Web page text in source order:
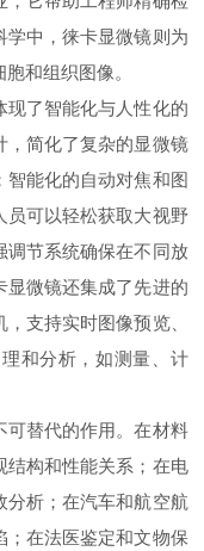
学中，徕卡显微镜则为
和组织图像。
了智能化与人性化的
，简化了复杂的显微镜
智能化的自动对焦和图
员可以轻松获取大视野
调节系统确保在不同放
显微镜还集成了先进的
支持实时图像预览、
和分析，如测量、计
替代的作用。在材料
结构和性能关系；在电
分析；在汽车和航空航
；在法医鉴定和文物保